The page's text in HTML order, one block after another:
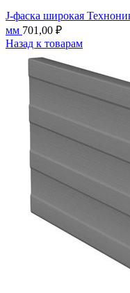
J-фаска широкая
мм 701,00 ₽
Назад к товарам